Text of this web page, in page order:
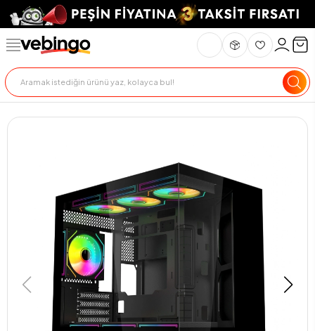
Genel Bakış Ürün Açıklaması Teslimat Ve İade Ödeme